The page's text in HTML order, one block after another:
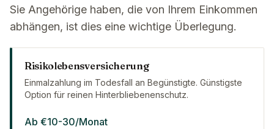
Sie Angehörige haben, die von Ihrem Einkommen
abhängen, ist dies eine wichtige Überlegung.
Risikolebensversicherung
Einmalzahlung im Todesfall an Begünstigte. Günstigste
Option für reinen Hinterbliebenenschutz.
Ab €10-30/Monat